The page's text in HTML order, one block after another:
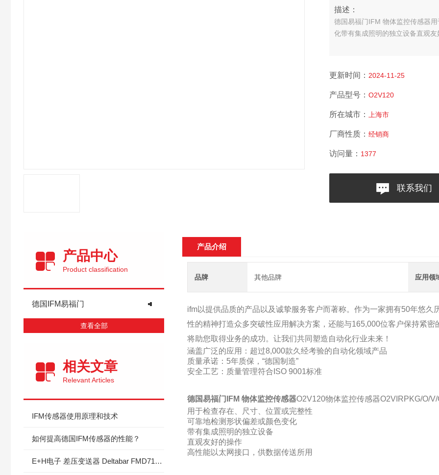
描述：
德国易福门IFM 物体监控传感器
化带有集成照明的独立设备直观友
更新时间： 2024-11-25
产品型号： O2V120
所在城市： 上海市
厂商性质： 经销商
访问量： 1377
联系我们
产品中心
Product classification
德国IFM易福门
查看全部
相关文章
Relevant Articles
IFM传感器使用原理和技术
如何提高德国IFM传感器的性能？
E+H电子 差压变送器 Deltabar FMD71的具体参数
产品介绍
品牌 其他品牌 应用领
ifm以提供品质的产品以及诚挚服务客户而著称。作为一家拥有50年悠
性的精神打造众多突破性应用解决方案，还能与165,000位客户保持紧
将助您取得业务的成功。让我们共同塑造自动化行业未来！
涵盖广泛的应用：超过8,000款久经考验的自动化领域产品
质量承诺：5年质保，“德国制造”
安全工艺：质量管理符合ISO 9001标准
德国易福门IFM 物体监控传感器O2V120物体监控传感器O2VIRPKG/O/
用于检查存在、尺寸、位置或完整性
可靠地检测形状偏差或颜色变化
带有集成照明的独立设备
直观友好的操作
高性能以太网接口，供数据传送所用